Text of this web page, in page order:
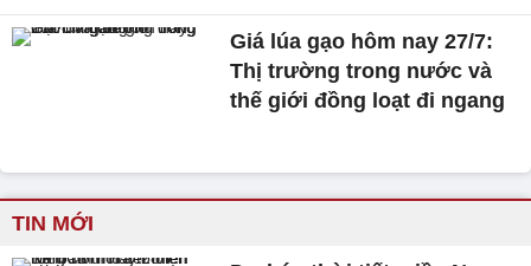
Giá lúa gạo hôm nay 27/7:
Thị trường trong nước và
thế giới đồng loạt đi ngang
TIN MỚI